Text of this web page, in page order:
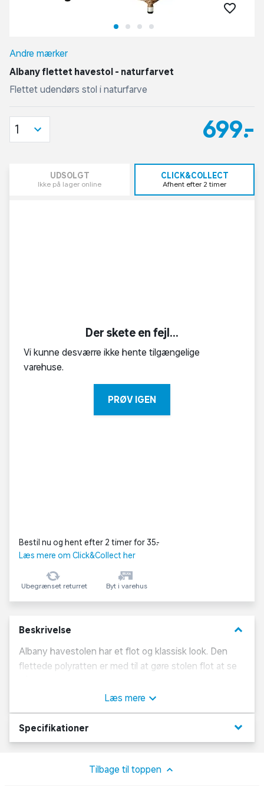
Andre mærker
Albany flettet havestol - naturfarvet
Flettet udendørs stol i naturfarve
699,-
1
UDSOLGT
Ikke på lager online
CLICK&COLLECT
Afhent efter 2 timer
Der skete en fejl...
Vi kunne desværre ikke hente tilgængelige
varehuse.
PRØV IGEN
Bestil nu og hent efter 2 timer for 35,-
Læs mere om Click&Collect her
Ubegrænset returret Byt i varehus
Beskrivelse keyboard_arrow_down
Albany havestolen har et flot og klassisk look. Den
flettede polyratten er med til at gøre stolen flot at se
let og nem at flytte rundt med. Stolen passer perfekt
ind på terrassen eller i haven og kræver minimum
vedligeholdelse.
Bredde: 58 x Dybde: 70 x Højde: 85 cm
Læs mere
Specifikationer keyboard_arrow_down
Tilbage til toppen